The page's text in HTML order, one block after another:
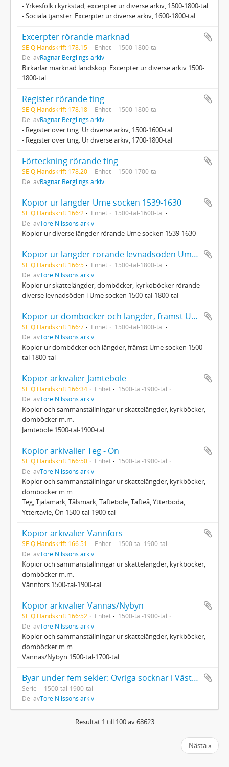
- Yrkesfolk i kyrkstad, excerpter ur diverse arkiv, 1500-1800-tal
- Sociala tjänster. Excerpter ur diverse arkiv, 1600-1800-tal
Excerpter rörande marknad
SE Q Handskrift 178:15 Enhet
1500-1800-tal
Del avRagnar Berglings arkiv
Birkarlar marknad landsköp. Excerpter ur diverse arkiv 1500-
1800-tal
Register rörande ting
SE Q Handskrift 178:18 Enhet
1500-1800-tal
Del avRagnar Berglings arkiv
- Register över ting. Ur diverse arkiv, 1500-1600-tal
- Register över ting. Ur diverse arkiv, 1700-1800-tal
Förteckning rörande ting
SE Q Handskrift 178:20 Enhet
1500-1700-tal
Del avRagnar Berglings arkiv
Kopior ur längder Ume socken 1539-1630
SE Q Handskrift 166:2 Enhet
1500-tal-1600-tal
Del avTore Nilssons arkiv
Kopior ur diverse längder rörande Ume socken 1539-1630
Kopior ur längder rörande levnadsöden Ume socken 1500-tal-1800-tal
SE Q Handskrift 166:5 Enhet
1500-tal-1800-tal
Del avTore Nilssons arkiv
Kopior ur skattelängder, domböcker, kyrkoböcker rörande
diverse levnadsöden i Ume socken 1500-tal-1800-tal
Kopior ur domböcker och längder, främst Ume socken 1500-tal-1800-tal
SE Q Handskrift 166:7 Enhet
1500-tal-1800-tal
Del avTore Nilssons arkiv
Kopior ur domböcker och längder, främst Ume socken 1500-
tal-1800-tal
Kopior arkivalier Jämteböle
SE Q Handskrift 166:34 Enhet
1500-tal-1900-tal
Del avTore Nilssons arkiv
Kopior och sammanställningar ur skattelängder, kyrkböcker,
domböcker m.m.
Jämteböle 1500-tal-1900-tal
Kopior arkivalier Teg - Ön
SE Q Handskrift 166:50 Enhet
1500-tal-1900-tal
Del avTore Nilssons arkiv
Kopior och sammanställningar ur skattelängder, kyrkböcker,
domböcker m.m.
Teg, Tjälamark, Tålsmark, Täfteböle, Täfteå, Ytterboda,
Yttertavle, Ön 1500-tal-1900-tal
Kopior arkivalier Vännfors
SE Q Handskrift 166:51 Enhet
1500-tal-1900-tal
Del avTore Nilssons arkiv
Kopior och sammanställningar ur skattelängder, kyrkböcker,
domböcker m.m.
Vännfors 1500-tal-1900-tal
Kopior arkivalier Vännäs/Nybyn
SE Q Handskrift 166:52 Enhet
1500-tal-1900-tal
Del avTore Nilssons arkiv
Kopior och sammanställningar ur skattelängder, kyrkböcker,
domböcker m.m.
Vännäs/Nybyn 1500-tal-1700-tal
Byar under fem sekler: Övriga socknar i Västerbotten
Serie
1500-tal-1900-tal
Del avTore Nilssons arkiv
Resultat 1 till 100 av 68623
Nästa »